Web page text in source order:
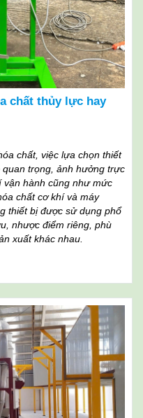
chất thủy lực hay
chất, việc lựa chọn thiết
trọng, ảnh hưởng trực
vận hành cũng như mức
chất cơ khí và máy
thiết bị được sử dụng phổ
nhược điểm riêng, phù
xuất khác nhau.